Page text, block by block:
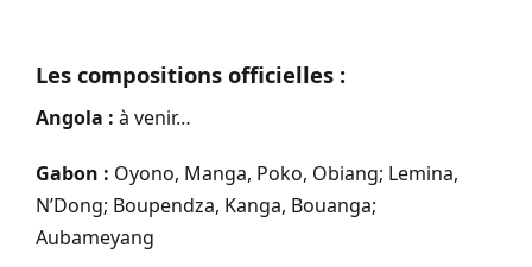
Les compositions officielles :
Angola : à venir…
Gabon : Oyono, Manga, Poko, Obiang; Lemina,
N’Dong; Boupendza, Kanga, Bouanga;
Aubameyang